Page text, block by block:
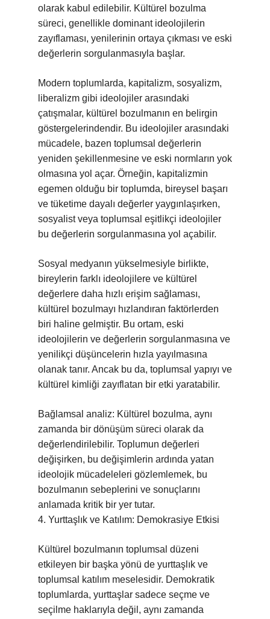
olarak kabul edilebilir. Kültürel bozulma
süreci, genellikle dominant ideolojilerin
zayıflaması, yenilerinin ortaya çıkması ve eski
değerlerin sorgulanmasıyla başlar.
Modern toplumlarda, kapitalizm, sosyalizm,
liberalizm gibi ideolojiler arasındaki
çatışmalar, kültürel bozulmanın en belirgin
göstergelerindendir. Bu ideolojiler arasındaki
mücadele, bazen toplumsal değerlerin
yeniden şekillenmesine ve eski normların yok
olmasına yol açar. Örneğin, kapitalizmin
egemen olduğu bir toplumda, bireysel başarı
ve tüketime dayalı değerler yaygınlaşırken,
sosyalist veya toplumsal eşitlikçi ideolojiler
bu değerlerin sorgulanmasına yol açabilir.
Sosyal medyanın yükselmesiyle birlikte,
bireylerin farklı ideolojilere ve kültürel
değerlere daha hızlı erişim sağlaması,
kültürel bozulmayı hızlandıran faktörlerden
biri haline gelmiştir. Bu ortam, eski
ideolojilerin ve değerlerin sorgulanmasına ve
yenilikçi düşüncelerin hızla yayılmasına
olanak tanır. Ancak bu da, toplumsal yapıyı ve
kültürel kimliği zayıflatan bir etki yaratabilir.
Bağlamsal analiz: Kültürel bozulma, aynı
zamanda bir dönüşüm süreci olarak da
değerlendirilebilir. Toplumun değerleri
değişirken, bu değişimlerin ardında yatan
ideolojik mücadeleleri gözlemlemek, bu
bozulmanın sebeplerini ve sonuçlarını
anlamada kritik bir yer tutar.
4. Yurttaşlık ve Katılım: Demokrasiye Etkisi
Kültürel bozulmanın toplumsal düzeni
etkileyen bir başka yönü de yurttaşlık ve
toplumsal katılım meselesidir. Demokratik
toplumlarda, yurttaşlar sadece seçme ve
seçilme haklarıyla değil, aynı zamanda